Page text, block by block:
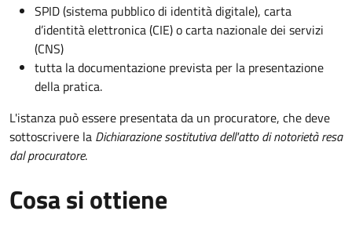
SPID (sistema pubblico di identità digitale), carta
d’identità elettronica (CIE) o carta nazionale dei servizi
(CNS)
tutta la documentazione prevista per la presentazione
della pratica.
L'istanza può essere presentata da un procuratore, che deve
sottoscrivere la Dichiarazione sostitutiva dell'atto di notorietà resa
dal procuratore.
Cosa si ottiene